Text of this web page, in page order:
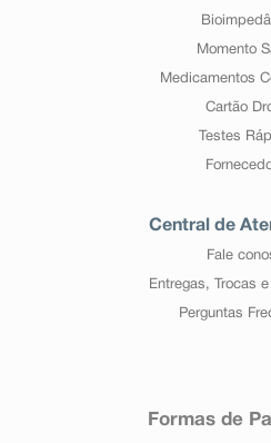
Momento
Medicamentos
Cartão
Testes
Central de
Fale
Entregas, Trocas
Perguntas
Formas de